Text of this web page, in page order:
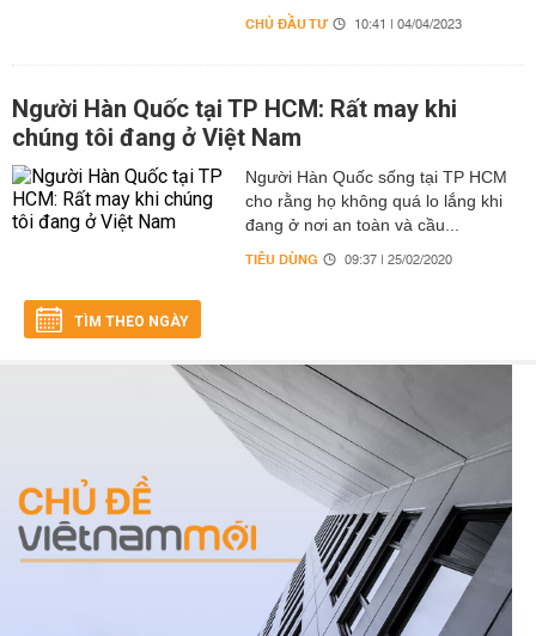
CHỦ ĐẦU TƯ 10:41 | 04/04/2023
Người Hàn Quốc tại TP HCM: Rất may khi
chúng tôi đang ở Việt Nam
Người Hàn Quốc sống tại TP HCM
cho rằng họ không quá lo lắng khi
đang ở nơi an toàn và cầu...
TIÊU DÙNG 09:37 | 25/02/2020
TÌM THEO NGÀY